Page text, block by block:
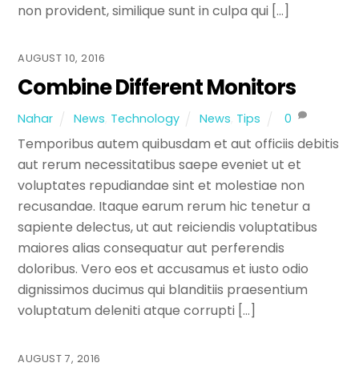
non provident, similique sunt in culpa qui […]
AUGUST 10, 2016
Combine Different Monitors
Nahar News Technology News Tips 0
Temporibus autem quibusdam et aut officiis debitis
aut rerum necessitatibus saepe eveniet ut et
voluptates repudiandae sint et molestiae non
recusandae. Itaque earum rerum hic tenetur a
sapiente delectus, ut aut reiciendis voluptatibus
maiores alias consequatur aut perferendis
doloribus. Vero eos et accusamus et iusto odio
dignissimos ducimus qui blanditiis praesentium
voluptatum deleniti atque corrupti […]
AUGUST 7, 2016